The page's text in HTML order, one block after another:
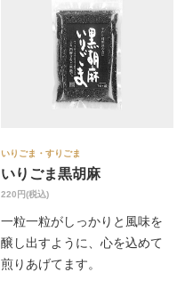
いりごま・すりごま
いりごま黒胡麻
220円(税込)
一粒一粒がしっかりと風味を
醸し出すように、心を込めて
煎りあげてます。